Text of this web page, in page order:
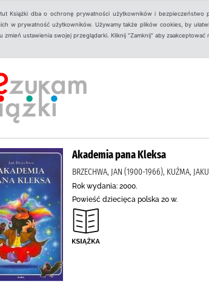
Książki dba o ochronę prywatności użytkowników i
w prywatność użytkowników. Używamy także plików cookies, by
zmień ustawienia swojej przeglądarki. Kliknij "Zamknij" aby zaakceptować
Akademia pana Kleksa
BRZECHWA, JAN (1900-1966), KUŹMA,
Rok wydania: 2000.
Powieść dziecięca polska 20 w.